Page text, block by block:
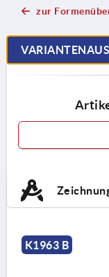
zur
K1963 B